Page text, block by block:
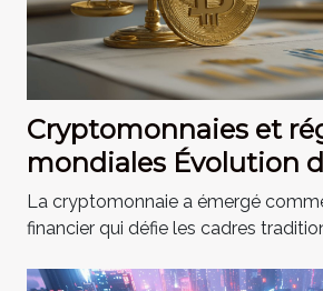
Cryptomonnaies et
mondiales Évolution
juridiques
La cryptomonnaie a émergé
financier qui défie les cadres